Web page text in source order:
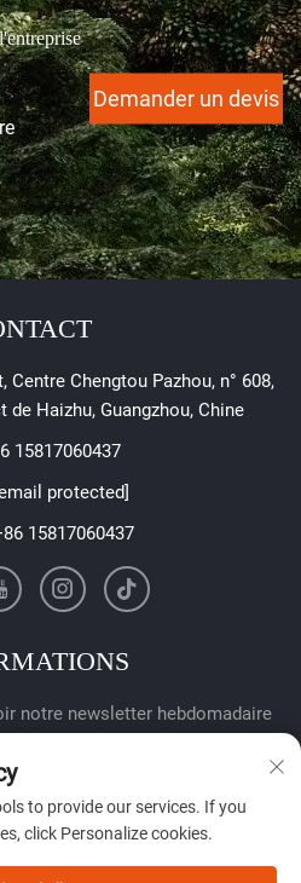
Demander un devis
Centre Chengtou Pazhou, n° 608,
de Haizhu, Guangzhou, Chine
15817060437
protected]
15817060437
notre newsletter hebdomadaire
to provide our services. If you
click Personalize cookies.